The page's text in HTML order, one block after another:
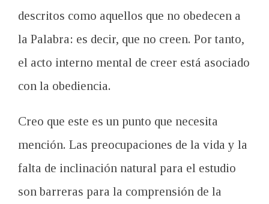
descritos como aquellos que no obedecen a
la Palabra: es decir, que no creen. Por tanto,
el acto interno mental de creer está asociado
con la obediencia.
Creo que este es un punto que necesita
mención. Las preocupaciones de la vida y la
falta de inclinación natural para el estudio
son barreras para la comprensión de la